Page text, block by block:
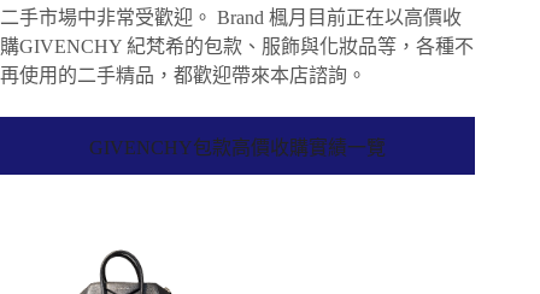
二手市場中非常受歡迎。 Brand 楓月目前正在以高價收
購GIVENCHY 紀梵希的包款、服飾與化妝品等，各種不
再使用的二手精品，都歡迎帶來本店諮詢。
GIVENCHY包款高價收購實績一覽